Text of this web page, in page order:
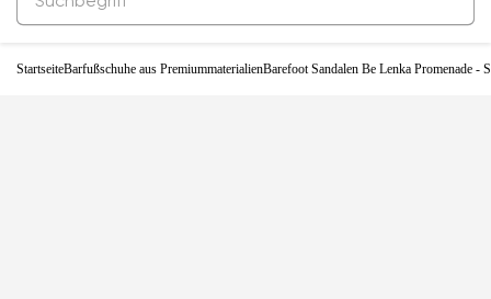
StartseiteBarfußschuhe aus PremiummaterialienBarefoot Sandalen Be Lenka Promenade -